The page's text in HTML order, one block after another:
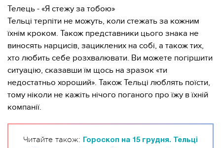
Телець - «Я стежу за тобою»
Тельці терпіти не можуть, коли стежать за кожним
їхнім кроком. Також представники цього знака не
виносять нарцисів, зациклених на собі, а також тих,
хто любить себе розхвалювати. Ви можете погіршити
ситуацію, сказавши їм щось на зразок «ти
недостатньо хороший». Також Тельці люблять поїсти,
тому ніколи не кажіть нічого поганого про їжу в їхній
компанії.
Читайте також:
Гороскоп на 15 грудня. Тельці